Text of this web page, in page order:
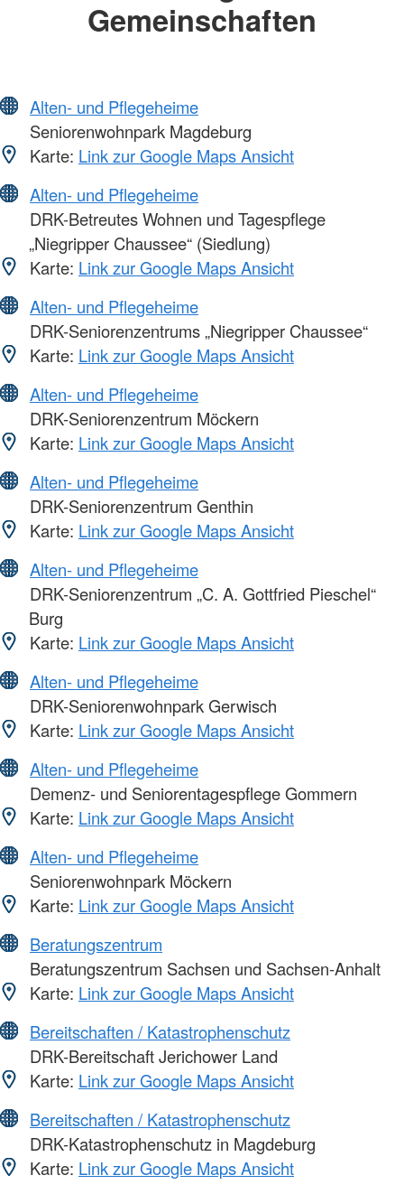
Gemeinschaften
Alten- und Pflegeheime
Seniorenwohnpark Magdeburg
Karte: Link zur Google Maps Ansicht
Alten- und Pflegeheime
DRK-Betreutes Wohnen und Tagespflege
„Niegripper Chaussee“ (Siedlung)
Karte: Link zur Google Maps Ansicht
Alten- und Pflegeheime
DRK-Seniorenzentrums „Niegripper Chaussee“
Karte: Link zur Google Maps Ansicht
Alten- und Pflegeheime
DRK-Seniorenzentrum Möckern
Karte: Link zur Google Maps Ansicht
Alten- und Pflegeheime
DRK-Seniorenzentrum Genthin
Karte: Link zur Google Maps Ansicht
Alten- und Pflegeheime
DRK-Seniorenzentrum „C. A. Gottfried Pieschel“
Burg
Karte: Link zur Google Maps Ansicht
Alten- und Pflegeheime
DRK-Seniorenwohnpark Gerwisch
Karte: Link zur Google Maps Ansicht
Alten- und Pflegeheime
Demenz- und Seniorentagespflege Gommern
Karte: Link zur Google Maps Ansicht
Alten- und Pflegeheime
Seniorenwohnpark Möckern
Karte: Link zur Google Maps Ansicht
Beratungszentrum
Beratungszentrum Sachsen und Sachsen-Anhalt
Karte: Link zur Google Maps Ansicht
Bereitschaften / Katastrophenschutz
DRK-Bereitschaft Jerichower Land
Karte: Link zur Google Maps Ansicht
Bereitschaften / Katastrophenschutz
DRK-Katastrophenschutz in Magdeburg
Karte: Link zur Google Maps Ansicht